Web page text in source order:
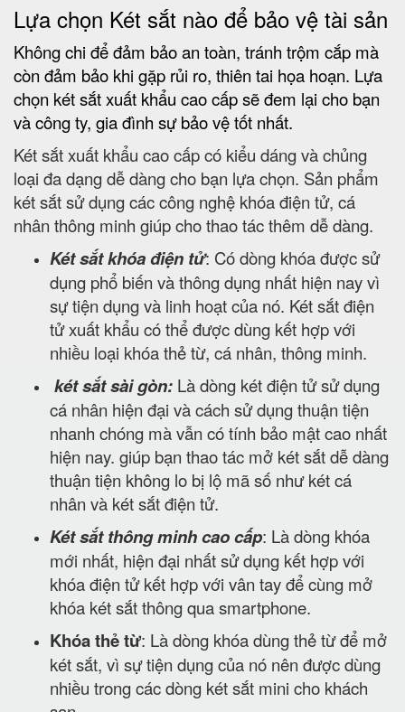
Lựa chọn Két sắt nào để bảo vệ tài sản
Không chi để đảm bảo an toàn, tránh trộm cắp mà
còn đảm bảo khi gặp rủi ro, thiên tai họa hoạn. Lựa
chọn két sắt xuất khẩu cao cấp sẽ đem lại cho bạn
và công ty, gia đình sự bảo vệ tốt nhất.
Két sắt xuất khẩu cao cấp có kiểu dáng và chủng
loại đa dạng dễ dàng cho bạn lựa chọn. Sản phẩm
két sắt sử dụng các công nghệ khóa điện tử, cá
nhân thông minh giúp cho thao tác thêm dễ dàng.
Két sắt khóa điện tử: Có dòng khóa được sử
dụng phổ biến và thông dụng nhất hiện nay vì
sự tiện dụng và linh hoạt của nó. Két sắt điện
tử xuất khẩu có thể được dùng kết hợp với
nhiều loại khóa thẻ từ, cá nhân, thông minh.
két sắt sài gòn: Là dòng két điện tử sử dụng
cá nhân hiện đại và cách sử dụng thuận tiện
nhanh chóng mà vẫn có tính bảo mật cao nhất
hiện nay. giúp bạn thao tác mở két sắt dễ dàng
thuận tiện không lo bị lộ mã số như két cá
nhân và két sắt điện tử.
Két sắt thông minh cao cấp: Là dòng khóa
mới nhất, hiện đại nhất sử dụng kết hợp với
khóa điện tử kết hợp với vân tay để cùng mở
khóa két sắt thông qua smartphone.
Khóa thẻ từ: Là dòng khóa dùng thẻ từ để mở
két sắt, vì sự tiện dụng của nó nên được dùng
nhiều trong các dòng két sắt mini cho khách